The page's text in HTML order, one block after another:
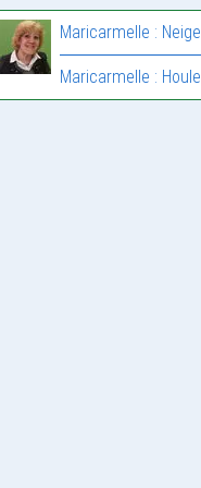
Maricarmelle : Neige
Maricarmelle : Houle